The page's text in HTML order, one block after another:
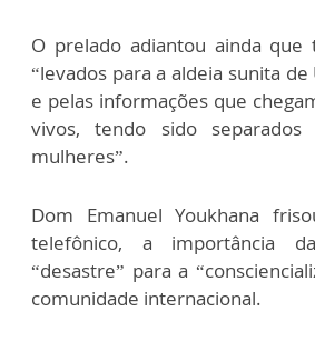
O prelado adiantou ainda que
“levados para a aldeia sunita
e pelas informações que
vivos, tendo sido
mulheres”.
Dom Emanuel Youkhana
telefônico, a importância
“desastre” para a
comunidade internacional.